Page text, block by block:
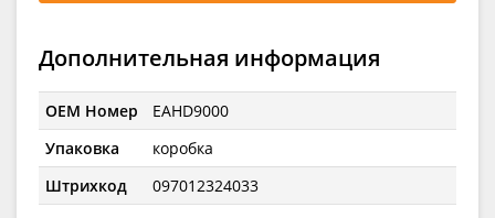
Дополнительная информация
OEM Номер
EAHD9000
Упаковка
коробка
Штрихкод
097012324033